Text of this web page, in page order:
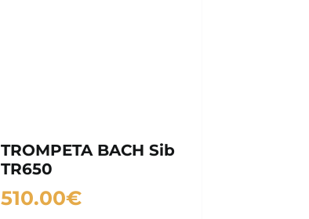
TROMPETA BACH Sib
TR650
510.00€